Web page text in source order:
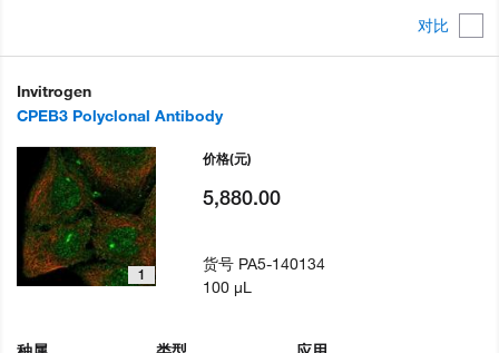
对比
Invitrogen
CPEB3 Polyclonal Antibody
1
价格(元)
5,880.00
货号 PA5-140134
100 µL